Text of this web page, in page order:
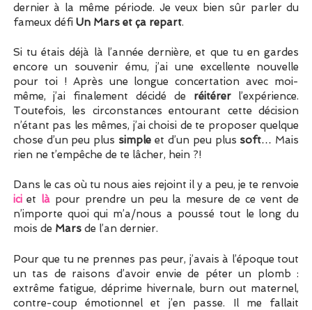
dernier à la même période. Je veux bien sûr parler du
fameux défi Un Mars et ça repart.
Si tu étais déjà là l’année dernière, et que tu en gardes
encore un souvenir ému, j’ai une excellente nouvelle
pour toi ! Après une longue concertation avec moi-
même, j’ai finalement décidé de réitérerl’expérience.
Toutefois, les circonstances entourant cette décision
n’étant pas les mêmes, j’ai choisi de te proposer quelque
chose d’un peu plus simple et d’un peu plus soft… Mais
rien ne t’empêche de te lâcher, hein ?!
Dans le cas où tu nous aies rejoint il y a peu, je te renvoie
iciet là pour prendre un peu la mesure de ce vent de
n’importe quoi qui m’a/nous a poussé tout le long du
mois de Marsde l’an dernier.
Pour que tu ne prennes pas peur, j’avais à l’époque tout
un tas de raisons d’avoir envie de péter un plomb :
extrême fatigue, déprime hivernale, burn out maternel,
contre-coup émotionnel et j’en passe. Il me fallait